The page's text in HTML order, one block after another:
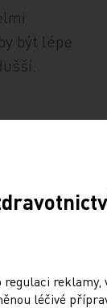
být lépe
který
léčivé